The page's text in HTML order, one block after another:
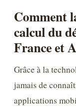
Comment
calcul du
France et
Grâce à la
jamais de
applications